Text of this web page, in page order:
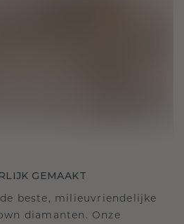
GEMAAKT
beste, milieuvriendelijke
diamanten. Onze